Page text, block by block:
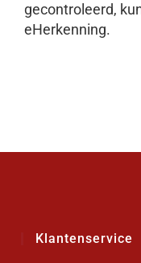
gecontroleerd,
eHerkenning.
Klantenservice